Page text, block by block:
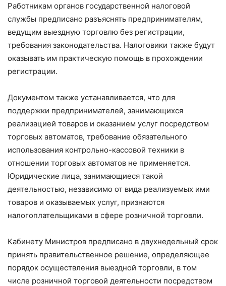
Работникам органов государственной налоговой
службы предписано разъяснять предпринимателям,
ведущим выездную торговлю без регистрации,
требования законодательства. Налоговики также будут
оказывать им практическую помощь в прохождении
регистрации.
Документом также устанавливается, что для
поддержки предпринимателей, занимающихся
реализацией товаров и оказанием услуг посредством
торговых автоматов, требование обязательного
использования контрольно-кассовой техники в
отношении торговых автоматов не применяется.
Юридические лица, занимающиеся такой
деятельностью, независимо от вида реализуемых ими
товаров и оказываемых услуг, признаются
налогоплательщиками в сфере розничной торговли.
Кабинету Министров предписано в двухнедельный срок
принять правительственное решение, определяющее
порядок осуществления выездной торговли, в том
числе розничной торговой деятельности посредством